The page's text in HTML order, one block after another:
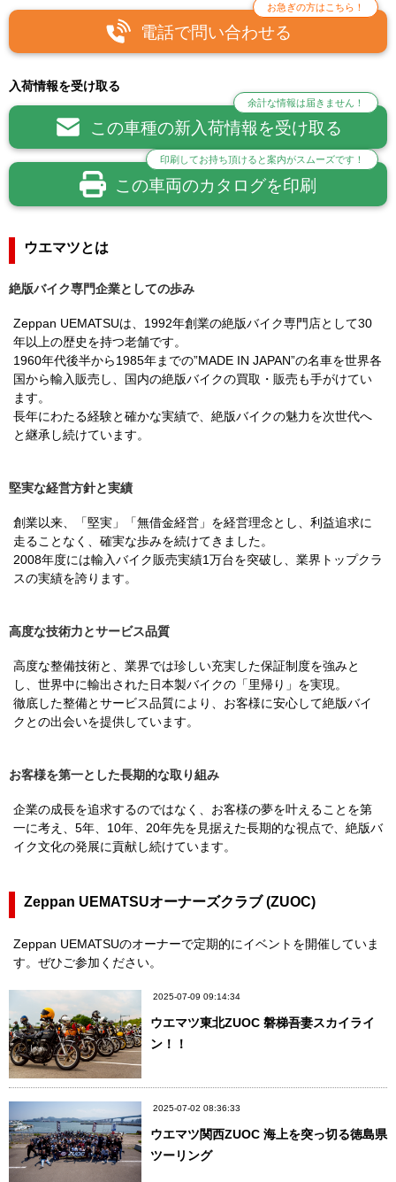
電話で問い合わせる
お急ぎの方はこちら！
入荷情報を受け取る
この車種の新入荷情報を受け取る
余計な情報は届きません！
この車両のカタログを印刷
印刷してお持ち頂けると案内がスムーズです！
ウエマツとは
絶版バイク専門企業としての歩み
Zeppan UEMATSUは、1992年創業の絶版バイク専門店として30
年以上の歴史を持つ老舗です。
1960年代後半から1985年までの”MADE IN JAPAN”の名車を世界各
国から輸入販売し、国内の絶版バイクの買取・販売も手がけてい
ます。
長年にわたる経験と確かな実績で、絶版バイクの魅力を次世代へ
と継承し続けています。
堅実な経営方針と実績
創業以来、「堅実」「無借金経営」を経営理念とし、利益追求に
走ることなく、確実な歩みを続けてきました。
2008年度には輸入バイク販売実績1万台を突破し、業界トップクラ
スの実績を誇ります。
高度な技術力とサービス品質
高度な整備技術と、業界では珍しい充実した保証制度を強みと
し、世界中に輸出された日本製バイクの「里帰り」を実現。
徹底した整備とサービス品質により、お客様に安心して絶版バイ
クとの出会いを提供しています。
お客様を第一とした長期的な取り組み
企業の成長を追求するのではなく、お客様の夢を叶えることを第
一に考え、5年、10年、20年先を見据えた長期的な視点で、絶版バ
イク文化の発展に貢献し続けています。
Zeppan UEMATSUオーナーズクラブ (ZUOC)
Zeppan UEMATSUのオーナーで定期的にイベントを開催していま
す。ぜひご参加ください。
2025-07-09 09:14:34
ウエマツ東北ZUOC 磐梯吾妻スカイライ
ン！！
2025-07-02 08:36:33
ウエマツ関西ZUOC 海上を突っ切る徳島県
ツーリング